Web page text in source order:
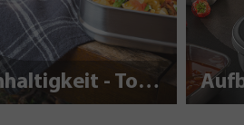
Nachhaltigkeit - To Go